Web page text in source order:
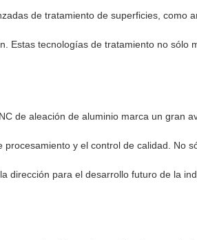
de tratamiento de superficies, como
Estas tecnologías de tratamiento no sólo
de aleación de aluminio marca un gran
y el control de calidad. No
dirección para el desarrollo futuro de la